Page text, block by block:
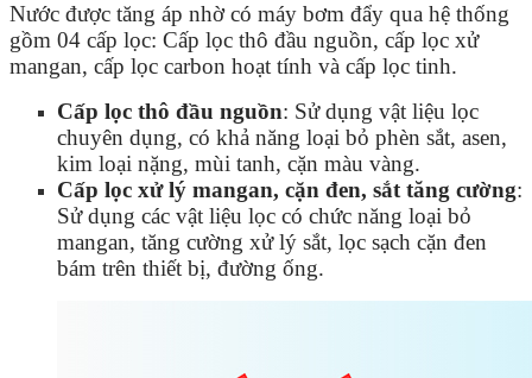
Nước được tăng áp nhờ có máy bơm đẩy qua hệ thống
gồm 04 cấp lọc: Cấp lọc thô đầu nguồn, cấp lọc xử
mangan, cấp lọc carbon hoạt tính và cấp lọc tinh.
Cấp lọc thô đầu nguồn: Sử dụng vật liệu lọc
chuyên dụng, có khả năng loại bỏ phèn sắt, asen,
kim loại nặng, mùi tanh, cặn màu vàng.
Cấp lọc xử lý mangan, cặn đen, sắt tăng cường:
Sử dụng các vật liệu lọc có chức năng loại bỏ
mangan, tăng cường xử lý sắt, lọc sạch cặn đen
bám trên thiết bị, đường ống.